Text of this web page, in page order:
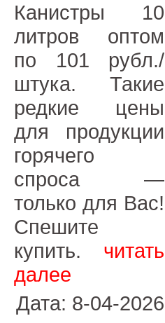
Канистры 10
литров оптом
по 101 рубл./
штука. Такие
редкие цены
для продукции
горячего
спроса —
только для Вас!
Спешите
купить. читать
далее
Дата: 8-04-2026